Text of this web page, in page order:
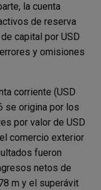
la cuenta
de reserva
capital por USD
y omisiones
corriente (USD
se origina por los
por valor de USD
comercio exterior
fueron
netos de
m y el superávit